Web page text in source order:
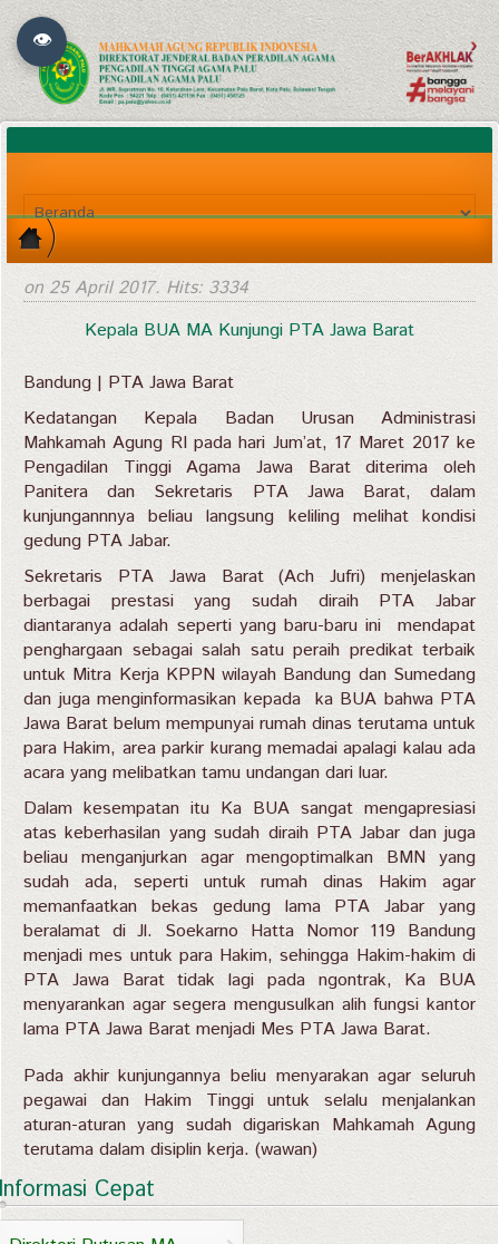
on 25 April 2017. Hits: 3334
Kepala BUA MA Kunjungi PTA Jawa Barat
Bandung | PTA Jawa Barat
Kedatangan Kepala Badan Urusan Administrasi
Mahkamah Agung RI pada hari Jum’at, 17 Maret 2017 ke
Pengadilan Tinggi Agama Jawa Barat diterima oleh
Panitera dan Sekretaris PTA Jawa Barat, dalam
kunjungannnya beliau langsung keliling melihat kondisi
gedung PTA Jabar.
Sekretaris PTA Jawa Barat (Ach Jufri) menjelaskan
berbagai prestasi yang sudah diraih PTA Jabar
diantaranya adalah seperti yang baru-baru ini mendapat
penghargaan sebagai salah satu peraih predikat terbaik
untuk Mitra Kerja KPPN wilayah Bandung dan Sumedang
dan juga menginformasikan kepada ka BUA bahwa PTA
Jawa Barat belum mempunyai rumah dinas terutama untuk
para Hakim, area parkir kurang memadai apalagi kalau ada
acara yang melibatkan tamu undangan dari luar.
Dalam kesempatan itu Ka BUA sangat mengapresiasi
atas keberhasilan yang sudah diraih PTA Jabar dan juga
beliau menganjurkan agar mengoptimalkan BMN yang
sudah ada, seperti untuk rumah dinas Hakim agar
memanfaatkan bekas gedung lama PTA Jabar yang
beralamat di Jl. Soekarno Hatta Nomor 119 Bandung
menjadi mes untuk para Hakim, sehingga Hakim-hakim di
PTA Jawa Barat tidak lagi pada ngontrak, Ka BUA
menyarankan agar segera mengusulkan alih fungsi kantor
lama PTA Jawa Barat menjadi Mes PTA Jawa Barat.
Pada akhir kunjungannya beliu menyarakan agar seluruh
pegawai dan Hakim Tinggi untuk selalu menjalankan
aturan-aturan yang sudah digariskan Mahkamah Agung
terutama dalam disiplin kerja. (wawan)
Cepat
👁